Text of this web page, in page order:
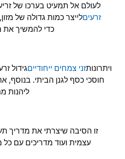
לעולם אל תמעיט בערכו של
לייצר כמות גדולה שלזרעים
כדי להמשיך
גידולזני צמחים ייחודייםויתרונות
חוסכי כסף לגנן הביתי.
ליהנות
זו הסיבה שיצרתי את מדריך
עצמית ועוד מדריכים עם